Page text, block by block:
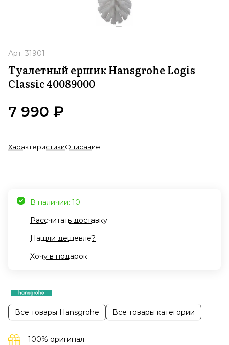
Арт. 31901
Туалетный ершик Hansgrohe Logis
Classic 40089000
7 990 ₽
ХарактеристикиОписание
В наличии: 10
Рассчитать доставку
Нашли дешевле?
Хочу в подарок
Все товары Hansgrohe Все товары категории
100% оригинал